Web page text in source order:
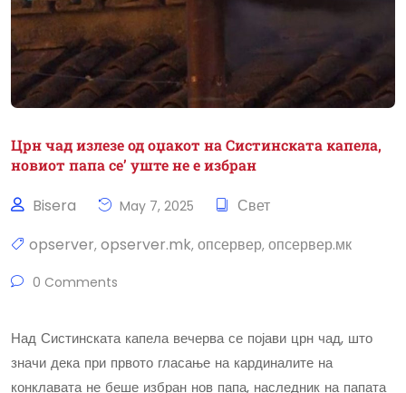
Црн чад излезе од оџакот на Систинската капела,
новиот папа се’ уште не е избран
Bisera May 7, 2025
Свет
opserver, opserver.mk, опсервер, опсервер.мк
0 Comments
Над Систинската капела вечерва се појави црн чад, што
значи дека при првото гласање на кардиналите на
конклавата не беше избран нов папа, наследник на папата